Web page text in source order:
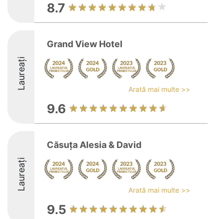
8.7
Laureați
Grand View Hotel
Arată mai multe >>
9.6
Laureați
Căsuța Alesia & David
Arată mai multe >>
9.5